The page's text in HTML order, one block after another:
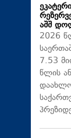
აშშ
2026
7.53
წლის